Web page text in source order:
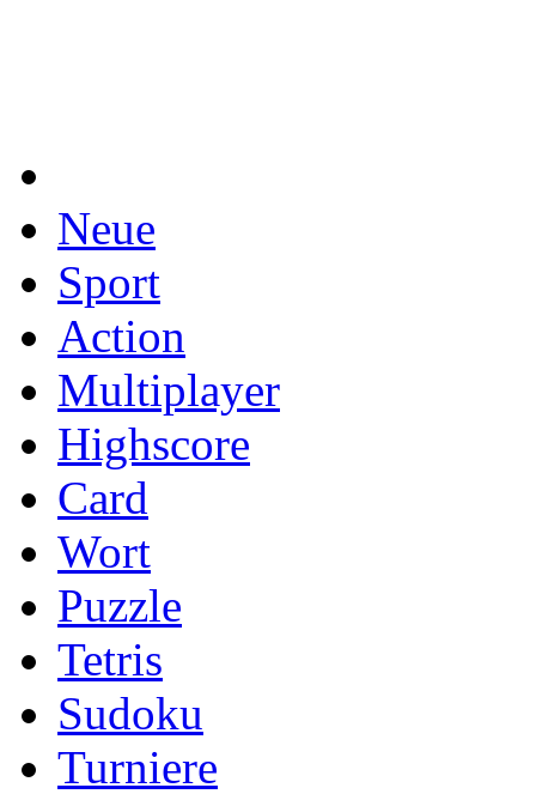
Neue
Sport
Action
Multiplayer
Highscore
Card
Wort
Puzzle
Tetris
Sudoku
Turniere